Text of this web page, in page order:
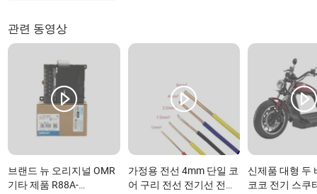
관련 동영상
브랜드 뉴 오리지널 OMR
기타 제품 R88A-
가정용 전선 4mm 단일 코
어 구리 전선 전기선 전기
신제품 대형 두
코코 전기 스쿠